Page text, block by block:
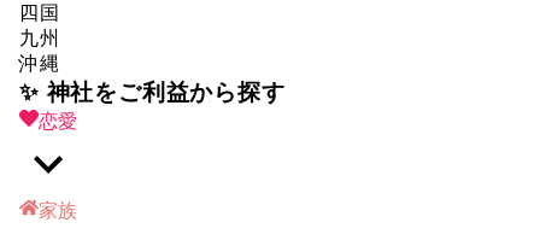
四国
九州
沖縄
✨ 神社をご利益から探す
恋愛
家族